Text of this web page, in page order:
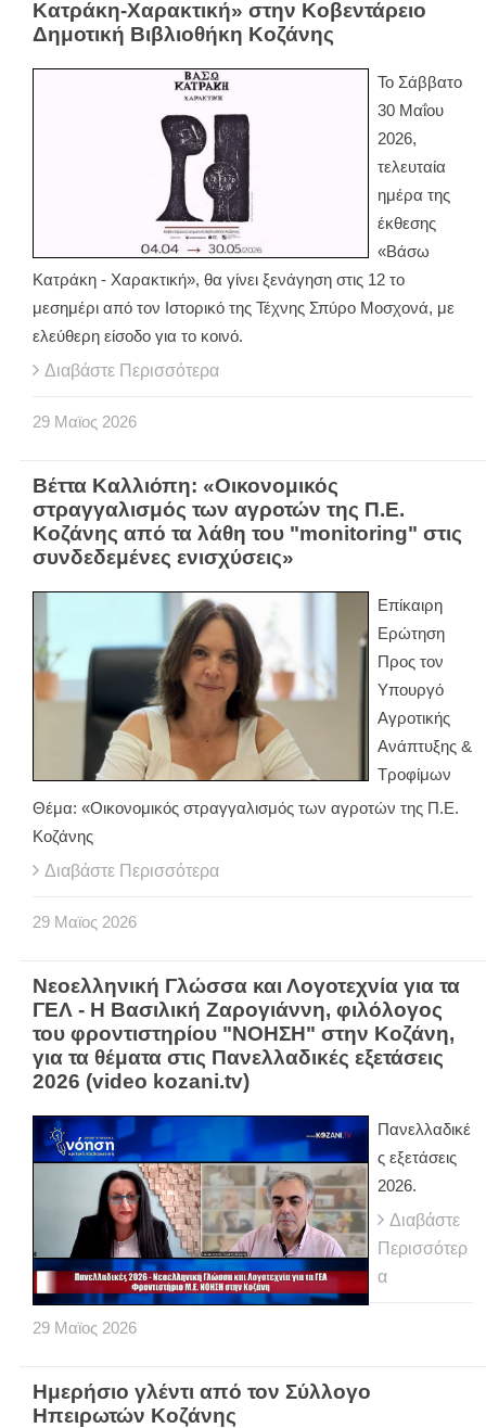
Κατράκη-Χαρακτική» στην Κοβεντάρειο
Δημοτική Βιβλιοθήκη Κοζάνης
Το Σάββατο
30 Μαΐου
2026,
τελευταία
ημέρα της
έκθεσης
«Βάσω
Κατράκη - Χαρακτική», θα γίνει ξενάγηση στις 12 το
μεσημέρι από τον Ιστορικό της Τέχνης Σπύρο Μοσχονά, με
ελεύθερη είσοδο για το κοινό.
Διαβάστε Περισσότερα
29 Μαϊος 2026
Βέττα Καλλιόπη: «Οικονομικός
στραγγαλισμός των αγροτών της Π.Ε.
Κοζάνης από τα λάθη του "monitoring" στις
συνδεδεμένες ενισχύσεις»
Επίκαιρη
Ερώτηση
Προς τον
Υπουργό
Αγροτικής
Ανάπτυξης &
Τροφίμων
Θέμα: «Οικονομικός στραγγαλισμός των αγροτών της Π.Ε.
Κοζάνης
Διαβάστε Περισσότερα
29 Μαϊος 2026
Νεοελληνική Γλώσσα και Λογοτεχνία για τα
ΓΕΛ - Η Βασιλική Ζαρογιάννη, φιλόλογος
του φροντιστηρίου "ΝΟΗΣΗ" στην Κοζάνη,
για τα θέματα στις Πανελλαδικές εξετάσεις
2026 (video kozani.tv)
Πανελλαδικέ
ς εξετάσεις
2026.
Διαβάστε
Περισσότερ
α
29 Μαϊος 2026
Ημερήσιο γλέντι από τον Σύλλογο
Ηπειρωτών Κοζάνης